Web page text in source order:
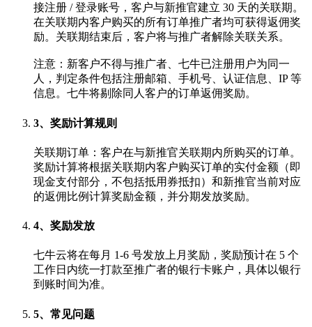
接注册 / 登录账号，客户与新推官建立 30 天的关联期。
在关联期内客户购买的所有订单推广者均可获得返佣奖
励。关联期结束后，客户将与推广者解除关联关系。
注意：新客户不得与推广者、七牛已注册用户为同一
人，判定条件包括注册邮箱、手机号、认证信息、IP 等
信息。七牛将剔除同人客户的订单返佣奖励。
3、奖励计算规则
关联期订单：客户在与新推官关联期内所购买的订单。
奖励计算将根据关联期内客户购买订单的实付金额（即
现金支付部分，不包括抵用券抵扣）和新推官当前对应
的返佣比例计算奖励金额，并分期发放奖励。
4、奖励发放
七牛云将在每月 1-6 号发放上月奖励，奖励预计在 5 个
工作日内统一打款至推广者的银行卡账户，具体以银行
到账时间为准。
5、常见问题